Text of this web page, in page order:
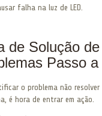
falha na luz de LED.
de Solução de
Passo
o problema não resolver
é hora de entrar em ação.